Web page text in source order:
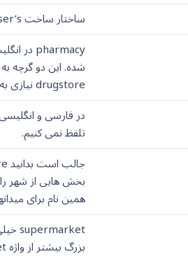
ساختار ساخت hairdresser’s هم مثال butcher’s است. با اضافه کردن s به نام شغل نام مغازه ساخته شده است.
drugstore نیازی به نسخه ندارند. پس یک مغازه ممکن است هم pharmacy باشد و هم drugstore.
تلفظ نمی کنیم.
بخش هایی از شهر
همین نام برای
بزرگ بیشتر از واژه hypermarket استفاده می شود.